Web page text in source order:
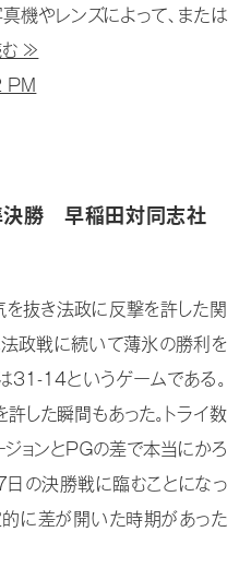
機やレンズによって、または
む ≫
PM
決勝 早稲田対同志社
抜き法政に反撃を許した関
政戦に続いて薄氷の勝利を
31-14というゲームである。
した瞬間もあった。トライ数
ョンとＰＧの差で本当にかろ
の決勝戦に臨むことになっ
に差が開いた時期があった